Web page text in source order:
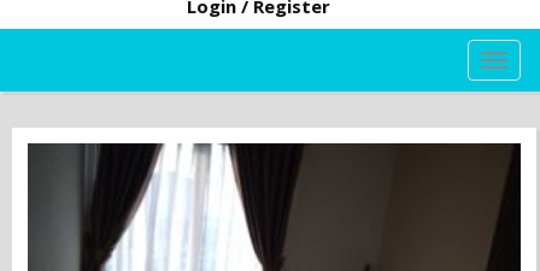
Login / Register